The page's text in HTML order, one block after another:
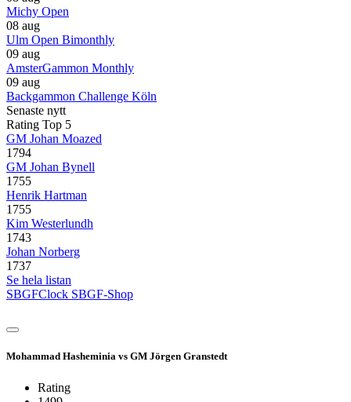
Michy Open
08 aug
Ulm Open Bimonthly
09 aug
AmsterGammon Monthly
09 aug
Backgammon Challenge Köln
Senaste nytt
Rating Top 5
GM Johan Moazed
1794
GM Johan Bynell
1755
Henrik Hartman
1755
Kim Westerlundh
1743
Johan Norberg
1737
Se hela listan
SBGFClock SBGF-Shop
Mohammad Hasheminia vs GM Jörgen Granstedt
Rating